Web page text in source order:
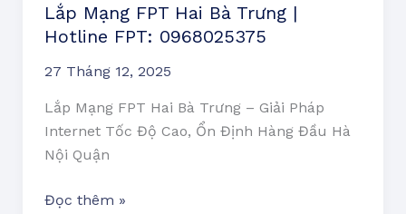
Lắp Mạng FPT Hai Bà Trưng |
Hotline FPT: 0968025375
27 Tháng 12, 2025
Lắp Mạng FPT Hai Bà Trưng – Giải Pháp
Internet Tốc Độ Cao, Ổn Định Hàng Đầu Hà
Nội Quận
0968025375
Đọc thêm »